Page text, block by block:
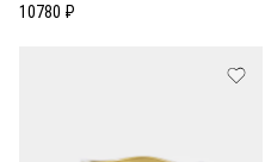
10780 ₽